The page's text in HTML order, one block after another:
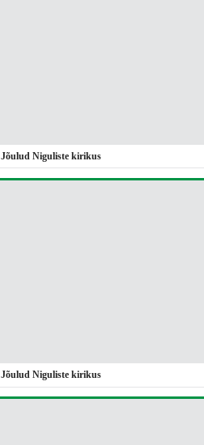
Jõulud Niguliste kirikus
Jõulud Niguliste kirikus